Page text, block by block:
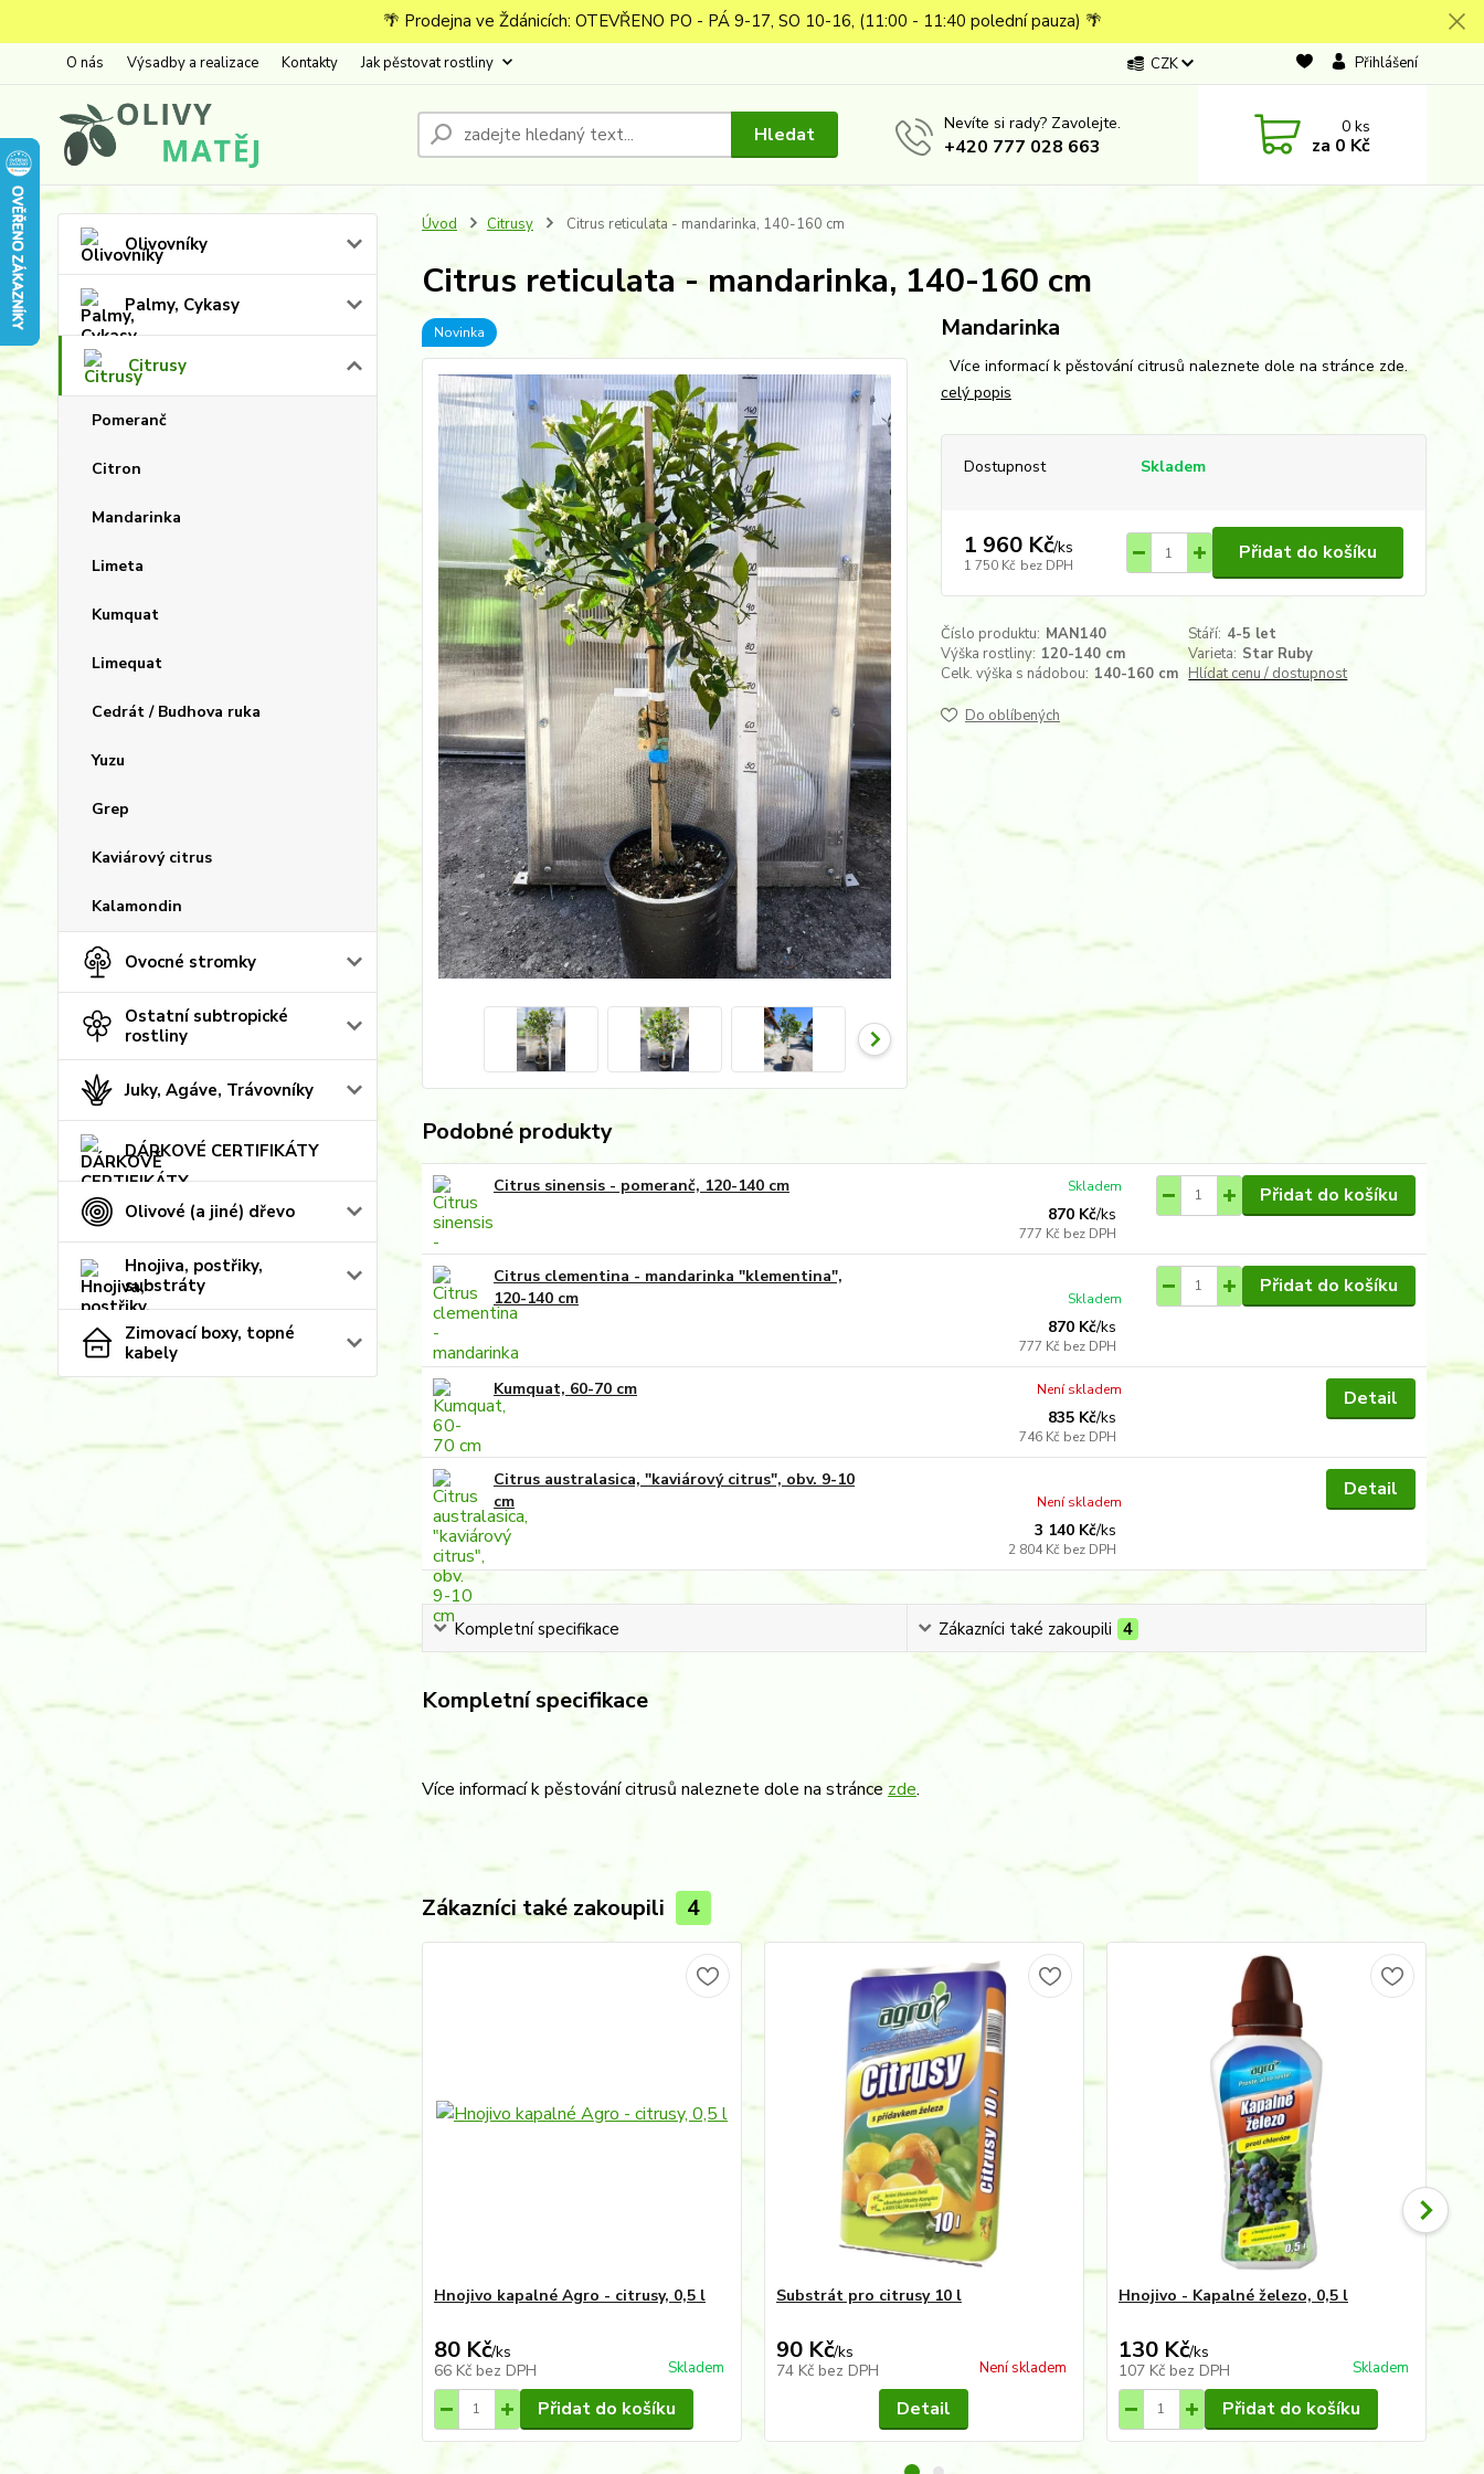
🌴 Prodejna ve Ždánicích: OTEVŘENO PO - PÁ 9-17, SO 10-16, (11:00 - 11:40 polední pauza) 🌴
O nás Výsadby a realizace Kontakty Jak pěstovat rostliny CZK Přihlášení
Hledat Nevíte si rady? Zavolejte.
+420 777 028 663
0ks
za 0 Kč
Olivovníky
Palmy, Cykasy
Citrusy
Pomeranč
Citron
Mandarinka
Limeta
Kumquat
Limequat
Cedrát / Budhova ruka
Yuzu
Grep
Kaviárový citrus
Kalamondin
Ovocné stromky
Ostatní subtropické
rostliny
Juky, Agáve, Trávovníky
DÁRKOVÉ CERTIFIKÁTY
Olivové (a jiné) dřevo
Hnojiva, postřiky,
substráty
Zimovací boxy, topné
kabely
Úvod Citrusy Citrus reticulata - mandarinka, 140-160 cm
Citrus reticulata - mandarinka, 140-160 cm
Novinka Mandarinka
Více informací k pěstování citrusů naleznete dole na stránce zde.
celý popis
Dostupnost Skladem
1 960 Kč/ks
1 750 Kč bez DPH
Přidat do košíku
Číslo produktu: MAN140 Stáří: 4-5 let
Výška rostliny: 120-140 cm Varieta: Star Ruby
Celk. výška s nádobou: 140-160 cm Hlídat cenu / dostupnost
Do oblíbených
Podobné produkty
Citrus sinensis - pomeranč, 120-140 cm
870 Kč/ks
777 Kč bez DPH
Skladem Přidat do košíku
Citrus clementina - mandarinka "klementina",
120-140 cm
870 Kč/ks
777 Kč bez DPH
Skladem
Přidat do košíku
Kumquat, 60-70 cm
835 Kč/ks
746 Kč bez DPH
Není skladem Detail
Citrus australasica, "kaviárový citrus", obv. 9-10
cm
3 140 Kč/ks
2 804 Kč bez DPH
Není skladem
Detail
Kompletní specifikace Zákazníci také zakoupili 4
Kompletní specifikace
Více informací k pěstování citrusů naleznete dole na stránce zde.
Zákazníci také zakoupili 4
Hnojivo kapalné Agro - citrusy, 0,5 l
80 Kč/ks
66 Kč bez DPH Skladem
Přidat do košíku
Substrát pro citrusy 10 l
90 Kč/ks
74 Kč bez DPH Není skladem
Detail
Hnojivo - Kapalné železo, 0,5 l
130 Kč/ks
107 Kč bez DPH Skladem
Přidat do košíku